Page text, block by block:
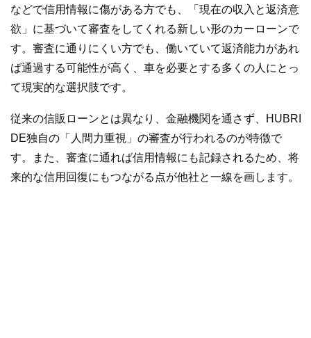
などで信用情報に傷がある方でも、「現在の収入と返済意
欲」に基づいて審査をしてくれる新しい形のカーローンで
す。審査に通りにくい方でも、働いていて返済能力があれ
ば通過する可能性が高く、車を必要とする多くの人にとっ
て現実的な選択肢です。
従来の信販ローンとは異なり、金融機関を通さず、HUBRI
DE独自の「人間力重視」の審査が行われるのが特徴で
す。また、審査に通れば信用情報にも記録されるため、将
来的な信用回復にもつながる点が他社と一線を画します。